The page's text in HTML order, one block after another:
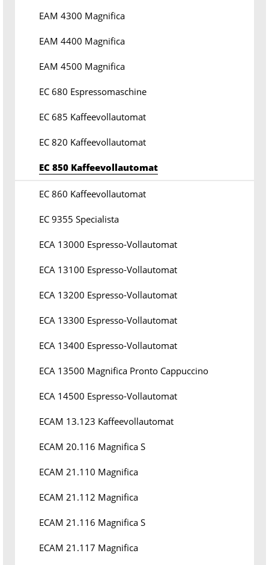
EAM 4300 Magnifica
EAM 4400 Magnifica
EAM 4500 Magnifica
EC 680 Espressomaschine
EC 685 Kaffeevollautomat
EC 820 Kaffeevollautomat
EC 850 Kaffeevollautomat
EC 860 Kaffeevollautomat
EC 9355 Specialista
ECA 13000 Espresso-Vollautomat
ECA 13100 Espresso-Vollautomat
ECA 13200 Espresso-Vollautomat
ECA 13300 Espresso-Vollautomat
ECA 13400 Espresso-Vollautomat
ECA 13500 Magnifica Pronto Cappuccino
ECA 14500 Espresso-Vollautomat
ECAM 13.123 Kaffeevollautomat
ECAM 20.116 Magnifica S
ECAM 21.110 Magnifica
ECAM 21.112 Magnifica
ECAM 21.116 Magnifica S
ECAM 21.117 Magnifica